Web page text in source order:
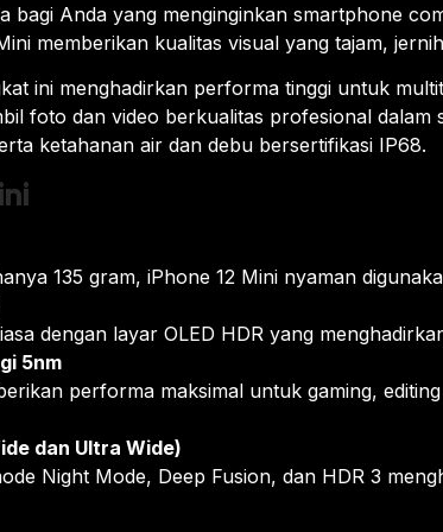
bagi Anda yang menginginkan smartphone
memberikan kualitas visual yang tajam,
ini menghadirkan performa tinggi untuk
foto dan video berkualitas profesional dalam
ketahanan air dan debu bersertifikasi IP68.
135 gram, iPhone 12 Mini nyaman
dengan layar OLED HDR yang
5nm
performa maksimal untuk gaming,
dan Ultra Wide)
Night Mode, Deep Fusion, dan HDR 3